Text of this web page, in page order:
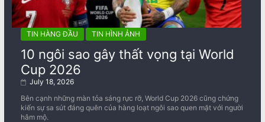
TIN HÀNG ĐẦU TIN HÌNH ẢNH
10 ngôi sao gây thất vọng tại World
Cup 2026
July 18, 2026
Bên cạnh những màn tỏa sáng rực rỡ, World Cup 2026 cũng chứng
kiến sự sa sút đáng quên của hàng loạt ngôi sao quen mặt với người
hâm mộ.